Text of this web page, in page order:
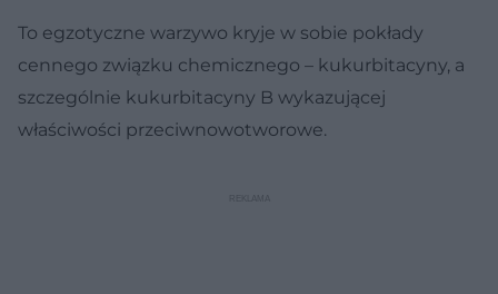
To egzotyczne warzywo kryje w sobie pokłady
cennego związku chemicznego – kukurbitacyny, a
szczególnie kukurbitacyny B wykazującej
właściwości przeciwnowotworowe.